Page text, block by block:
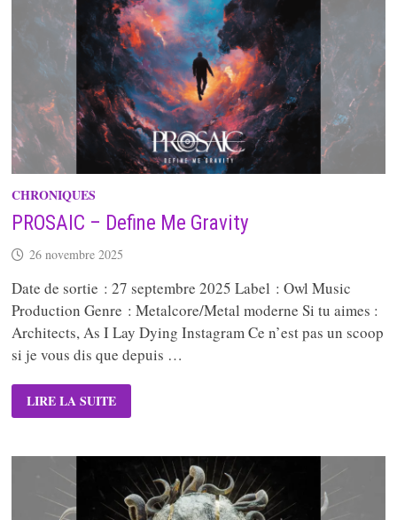
CHRONIQUES
PROSAIC – Define Me Gravity
26 novembre 2025
Date de sortie : 27 septembre 2025 Label : Owl Music
Production Genre : Metalcore/Metal moderne Si tu aimes :
Architects, As I Lay Dying Instagram Ce n’est pas un scoop
si je vous dis que depuis …
PROSAIC
–
DEFINE
LIRE LA SUITE